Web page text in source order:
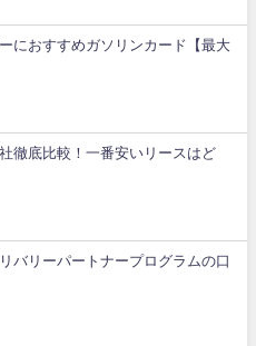
におすすめガソリンカード【最大
徹底比較！一番安いリースはど
バリーパートナープログラムの口